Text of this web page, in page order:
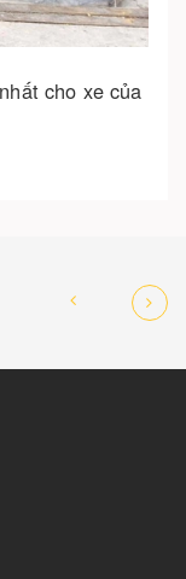
cho xe của